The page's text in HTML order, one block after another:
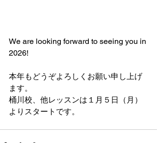
We are looking forward to seeing you in
2026!
本年もどうぞよろしくお願い申し上げ
ます。
桶川校、他レッスンは１月５日（月）
よりスタートです。